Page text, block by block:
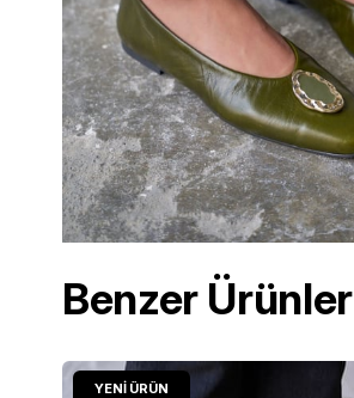
Benzer Ürünler
YENI ÜRÜN